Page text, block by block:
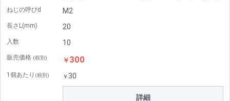
ねじの呼びd M2
長さL(mm) 20
入数 10
販売価格 (税別) ￥ 300
1個あたり (税別) ￥ 30
詳細